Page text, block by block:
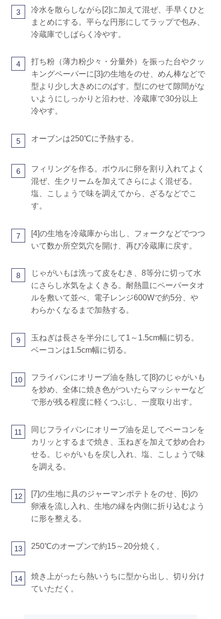
3
冷水を散らしながら[2]に加えて混ぜ、手早くひと
まとめにする。平らな円形にしてラップで包み、
冷蔵庫でしばらく冷やす。
4
打ち粉（薄力粉少々・分量外）を振った台やクッ
キングペーパーに[3]の生地をのせ、めん棒などで
型より少し大きめにのばす。型にのせて隙間がな
いようにしっかりと沿わせ、冷蔵庫で30分以上
冷やす。
5 オーブンは250℃に予熱する。
6
フィリングを作る。ボウルに卵を割り入れてよく
混ぜ、生クリームを加えてさらによく混ぜる。
塩、こしょうで味を調えてから、ざるなどでこ
す。
7
[4]の生地を冷蔵庫から出し、フォークなどでつつ
いて数か所空気穴を開け、再び冷蔵庫に戻す。
8
じゃがいもは洗って皮をむき、8等分に切って水
にさらし水気をよくきる。耐熱皿にペーパータオ
ルを敷いて並べ、電子レンジ600Wで約5分、や
わらかくなるまで加熱する。
9
玉ねぎは長さを半分にして1～1.5cm幅に切る。
ベーコンは1.5cm幅に切る。
10
フライパンにオリーブ油を熱して[8]のじゃがいも
を炒め、全体に焼き色がついたらマッシャーなど
で形が残る程度に軽くつぶし、一度取り出す。
11
同じフライパンにオリーブ油を足してベーコンを
カリッとするまで焼き、玉ねぎを加えて炒め合わ
せる。じゃがいもを戻し入れ、塩、こしょうで味
を調える。
12
[7]の生地に具のジャーマンポテトをのせ、[6]の
卵液を流し入れ、生地の縁を内側に折り込むよう
に形を整える。
13 250℃のオーブンで約15～20分焼く。
14
焼き上がったら熱いうちに型から出し、切り分け
ていただく。